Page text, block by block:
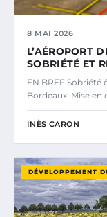
8 MAI 2026
L’AÉROPORT
SOBRIÉTÉ ET
EN BREF Sobriété
Bordeaux. Mise en
INÈS CARON
DÉVELOPPEMENT